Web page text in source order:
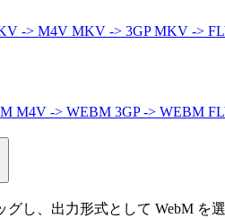
-> M4V MKV -> 3GPMKV ->
M4V -> WEBM 3GP -> WEBM
し、出力形式として WebM